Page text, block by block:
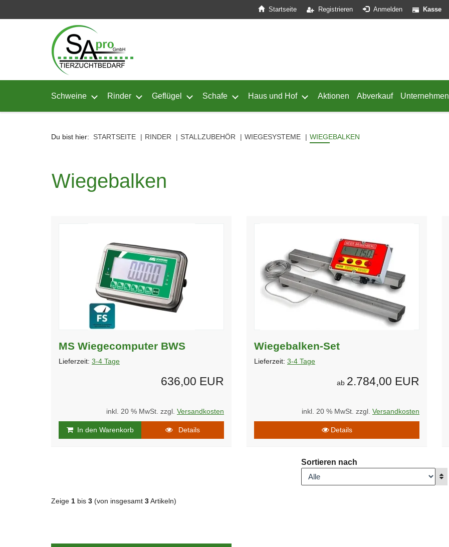
Startseite Registrieren Anmelden Kasse
Schweine Untermenü von Schweine öffnen
Rinder Untermenü von Rinder öffnen
Geflügel Untermenü von Geflügel öffnen
Schafe Untermenü von Schafe öffnen
Haus und Hof Untermenü von Haus und Hof öffnen
Aktionen Abverkauf Unternehmen
Du bist hier: STARTSEITE RINDER STALLZUBEHÖR WIEGESYSTEME WIEGEBALKEN
Wiegebalken
MS Wiegecomputer BWS
Lieferzeit: 3-4 Tage
636,00 EUR
inkl. 20 % MwSt. zzgl. Versandkosten
In den Warenkorb Details
Wiegebalken-Set
Lieferzeit: 3-4 Tage
ab 2.784,00 EUR
inkl. 20 % MwSt. zzgl. Versandkosten
Details
Sortieren nach
Zeige 1 bis 3 (von insgesamt 3 Artikeln)